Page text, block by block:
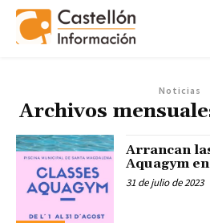
Noticias
Archivos
Arrancan
Aquagym
31 de julio de 2023